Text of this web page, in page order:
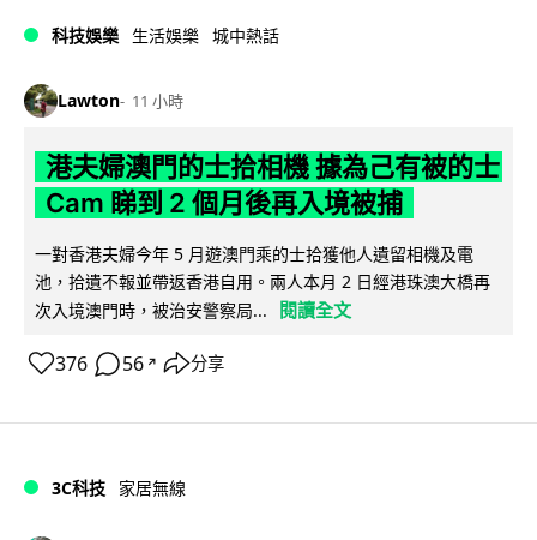
科技娛樂 生活娛樂 城中熱話
Lawton 11 小時
港夫婦澳門的士拾相機 據為己有被的士
Cam 睇到 2 個月後再入境被捕
一對香港夫婦今年 5 月遊澳門乘的士拾獲他人遺留相機及電
池，拾遺不報並帶返香港自用。兩人本月 2 日經港珠澳大橋再
次入境澳門時，被治安警察局...
閱讀全文
376 56 ↗ 分享
3C科技 家居無線